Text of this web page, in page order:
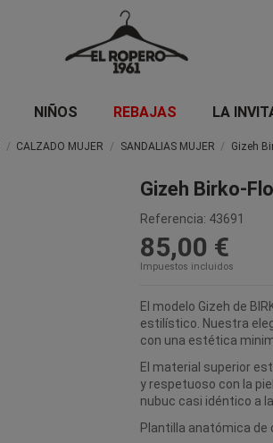
NIÑOS REBAJAS LA
CALZADO MUJER SANDALIAS MUJER Gizeh
Gizeh Birko-
Referencia: 43691
85,00 €
Impuestos incluidos
El modelo Gizeh de
estilístico. Nuestra
con una estética
El material superior
y respetuoso con la
nubuc casi idéntico a
Plantilla anatómica de